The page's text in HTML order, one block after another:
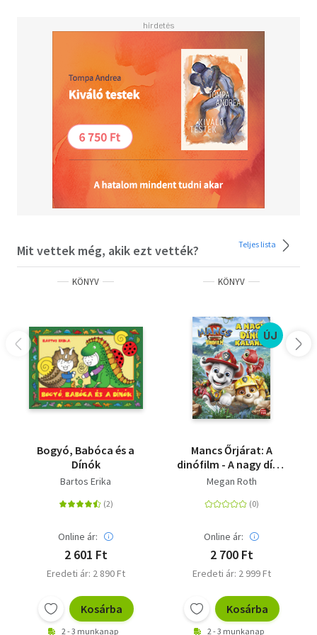
Mit vettek még, akik ezt vették? Teljes lista
KÖNYV
Bogyó, Babóca és a
Dínók
Bartos Erika
Online ár:
2 601 Ft
Eredeti ár: 2 890 Ft
Kosárba
2 - 3 munkanap
KÖNYV
ÚJ
Mancs Őrjárat: A
dinófilm - A nagy dínó
kaland - Mesekönyv a
Megan Roth
Online ár:
2 700 Ft
Eredeti ár: 2 999 Ft
Kosárba
2 - 3 munkanap